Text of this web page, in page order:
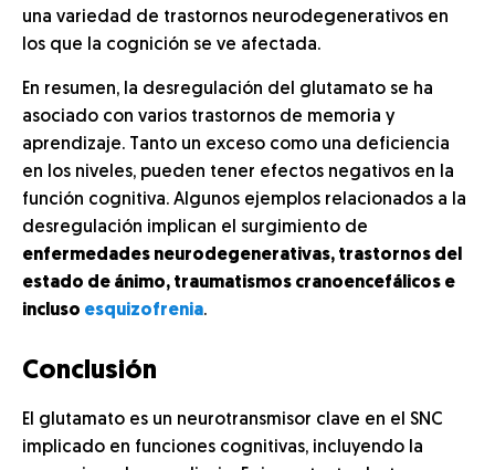
una variedad de trastornos neurodegenerativos en
los que la cognición se ve afectada.
En resumen, la desregulación del glutamato se ha
asociado con varios trastornos de memoria y
aprendizaje. Tanto un exceso como una deficiencia
en los niveles, pueden tener efectos negativos en la
función cognitiva. Algunos ejemplos relacionados a la
desregulación implican el surgimiento de
enfermedades neurodegenerativas, trastornos del
estado de ánimo, traumatismos cranoencefálicos e
incluso esquizofrenia.
Conclusión
El glutamato es un neurotransmisor clave en el SNC
implicado en funciones cognitivas, incluyendo la